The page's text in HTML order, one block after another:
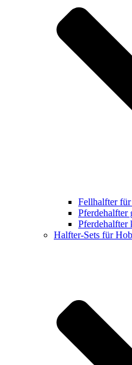
Fellhalfter
Pferdehalfter
Pferdehalfter
Halfter-Sets für